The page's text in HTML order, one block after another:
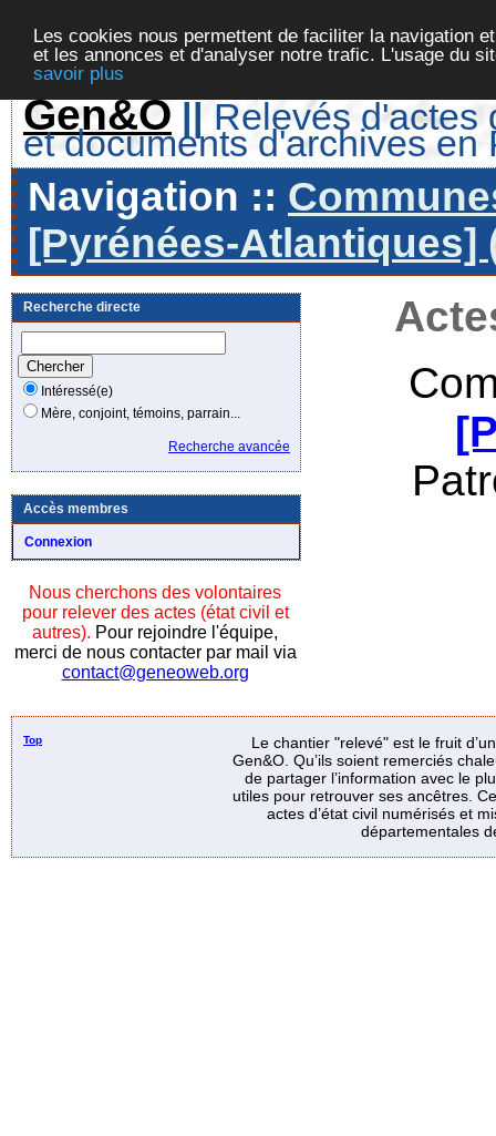
Les cookies nous permettent de faciliter la navigation
et les annonces et d'analyser notre trafic. L'usage du
savoir plus
Gen&O || Relevés d'actes
et documents d'archives en
Navigation ::
[Pyrénées-Atlantiques]
Recherche directe
Intéressé(e)
Mère, conjoint, témoins, parrain...
Recherche avancée
Accès membres
Connexion
Nous cherchons des volontaires
pour relever des actes (état civil et
autres). Pour rejoindre l'équipe,
merci de nous contacter par mail via
contact@geneoweb.org
Top
Le chantier "relevé" est le fruit
Gen&O. Qu’ils soient remerciés
de partager l’information avec le
utiles pour retrouver ses ancêtres.
actes d’état civil numérisés et
départementales